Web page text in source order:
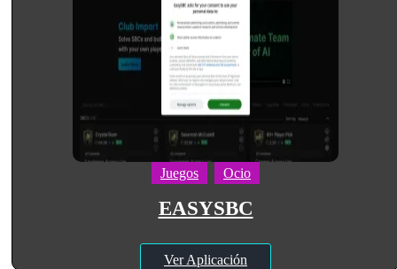
Juegos Ocio
EASYSBC
Ver Aplicación